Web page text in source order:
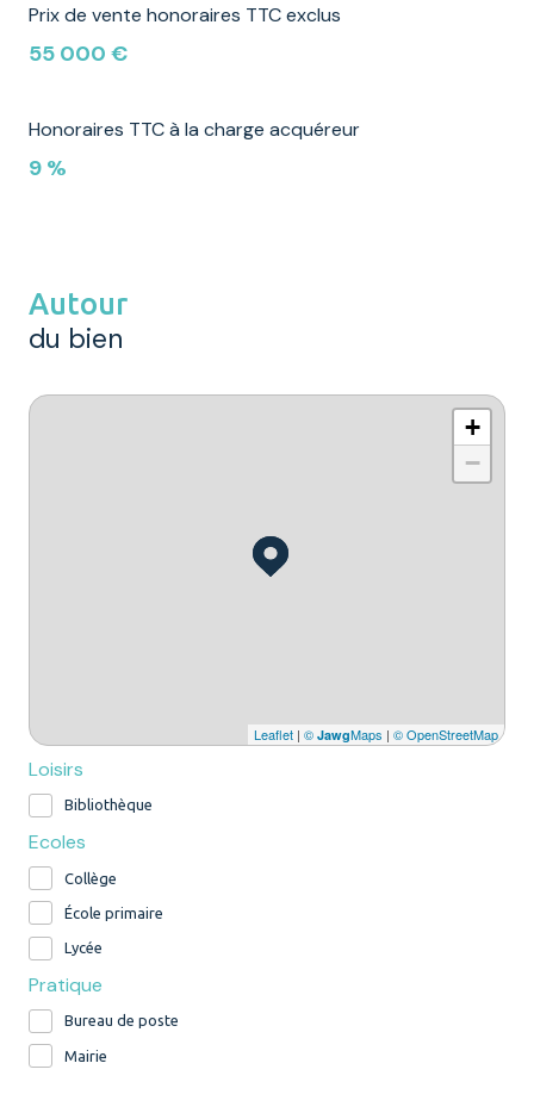
Prix de vente honoraires TTC exclus
55 000 €
Honoraires TTC à la charge acquéreur
9 %
Autour
du bien
+
−
Leaflet | © JawgMaps | © OpenStreetMap
Loisirs
Bibliothèque
Ecoles
Collège
École primaire
Lycée
Pratique
Bureau de poste
Mairie